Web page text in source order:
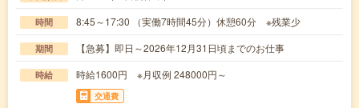
時間 8:45～17:30 （実働7時間45分）休憩60分 ※残業少
期間 【急募】即日～2026年12月31日頃までのお仕事
時給 時給1600円 ※月収例 248000円～
交通費